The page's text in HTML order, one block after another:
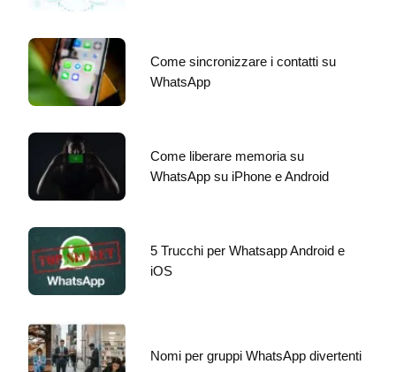
Come sincronizzare i contatti su
WhatsApp
Come liberare memoria su
WhatsApp su iPhone e Android
5 Trucchi per Whatsapp Android e
iOS
Nomi per gruppi WhatsApp divertenti